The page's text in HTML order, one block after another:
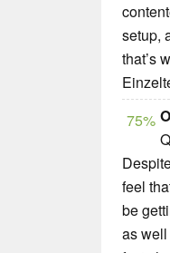
setup,
that’s
75%
feel
be
as